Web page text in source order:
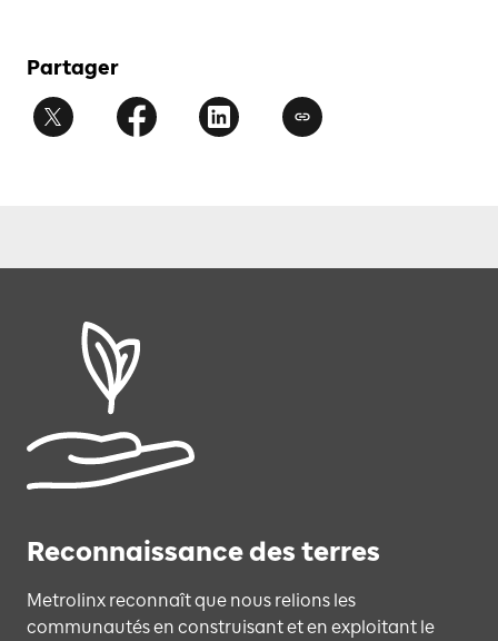
Partager
Reconnaissance des terres
Metrolinx reconnaît que nous relions les
communautés en construisant et en exploitant le